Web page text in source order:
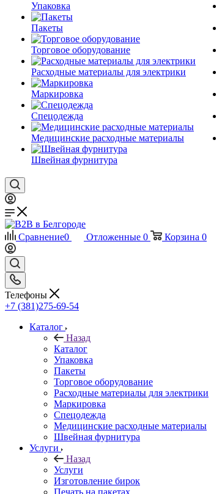
Упаковка
Пакеты
Торговое оборудование
Расходные материалы для электрики
Маркировка
Спецодежда
Медицинские расходные материалы
Швейная фурнитура
Сравнение0 Отложенные 0 Корзина 0
Телефоны
+7 (381)275-69-54
Каталог
Назад
Каталог
Упаковка
Пакеты
Торговое оборудование
Расходные материалы для электрики
Маркировка
Спецодежда
Медицинские расходные материалы
Швейная фурнитура
Услуги
Назад
Услуги
Изготовление бирок
Печать на пакетах